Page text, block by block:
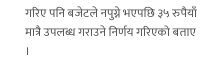
गरिए पनि बजेटले नपुग्ने भएपछि ३५ रुपैयाँ
मात्रै उपलब्ध गराउने निर्णय गरिएको बताए
।